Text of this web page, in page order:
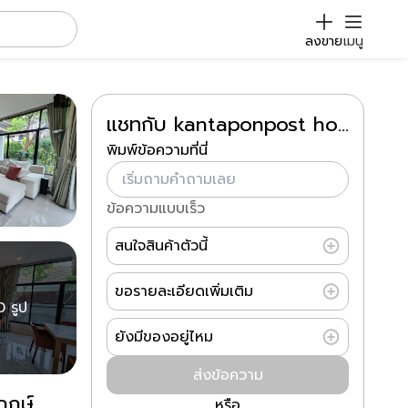
ลงขายเมนู
รูป
แชทกับ kantaponpost home
พิมพ์ข้อความที่นี่
ข้อความแบบเร็ว
สนใจสินค้าตัวนี้
ขอรายละเอียดเพิ่มเติม
ยังมีของอยู่ไหม
ส่งข้อความ